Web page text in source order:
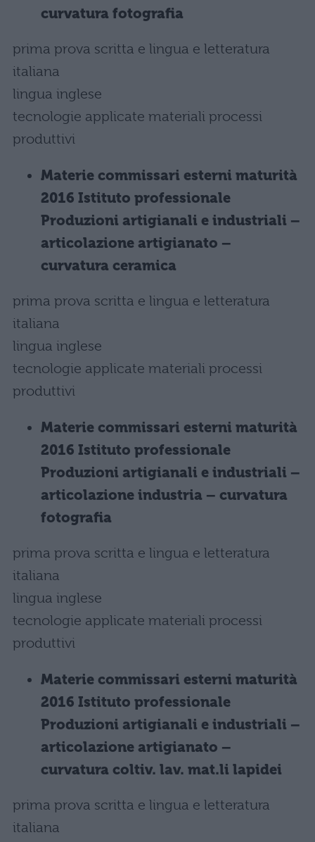
curvatura fotografia
prima prova scritta e lingua e letteratura
italiana
lingua inglese
tecnologie applicate materiali processi
produttivi
Materie commissari esterni maturità
2016 Istituto professionale
Produzioni artigianali e industriali –
articolazione artigianato –
curvatura ceramica
prima prova scritta e lingua e letteratura
italiana
lingua inglese
tecnologie applicate materiali processi
produttivi
Materie commissari esterni maturità
2016 Istituto professionale
Produzioni artigianali e industriali –
articolazione industria – curvatura
fotografia
prima prova scritta e lingua e letteratura
italiana
lingua inglese
tecnologie applicate materiali processi
produttivi
Materie commissari esterni maturità
2016 Istituto professionale
Produzioni artigianali e industriali –
articolazione artigianato –
curvatura coltiv. lav. mat.li lapidei
prima prova scritta e lingua e letteratura
italiana